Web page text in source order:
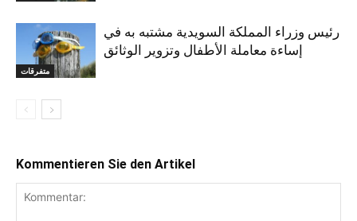
متفرقات
رئيس وزراء المملكة السويدية مشتبه به في
إساءة معاملة الأطفال وتزوير الوثائق
Kommentieren Sie den Artikel